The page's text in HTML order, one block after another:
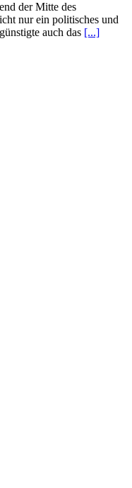
der Mitte des
nur ein politisches und
auch das [...]